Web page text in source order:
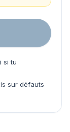
si tu
sur défauts